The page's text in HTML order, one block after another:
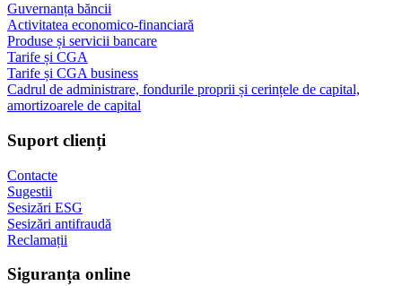
Guvernanța băncii
Activitatea economico-financiară
Produse și servicii bancare
Tarife și CGA
Tarife și CGA business
Cadrul de administrare, fondurile proprii și cerințele de capital,
amortizoarele de capital
Suport clienți
Contacte
Sugestii
Sesizări ESG
Sesizări antifraudă
Reclamații
Siguranța online